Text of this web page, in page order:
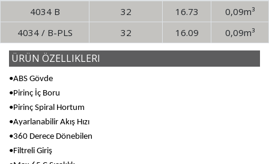
4034 B 32 16.73
0,09m³
4034 / B-PLS
32 16.09 0,09m³
ÜRÜN ÖZELLIKLERI
•ABS Gövde
•Pirinç İç Boru
•Pirinç Spiral Hortum
•Ayarlanabilir Akış Hızı
•360 Derece Dönebilen
•Filtreli Giriş